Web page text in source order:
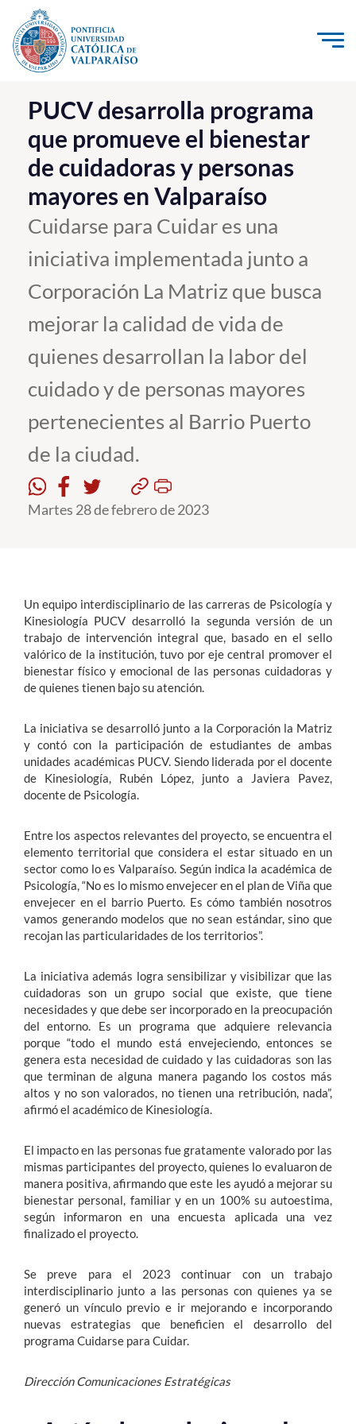
Click acá para ir directamente al contenido
La Universidad
Investigación, Creación e Innovación
PUCV Internacional
Vinculación con el Medio
Admisión
Pregrado
Postgrado
Formación Continua
Estudiantes
Académicos
Funcionarios
Alumni
PUCV desarrolla programa
que promueve el bienestar
de cuidadoras y personas
mayores en Valparaíso
Cuidarse para Cuidar es una
iniciativa implementada junto a
Corporación La Matriz que busca
mejorar la calidad de vida de
quienes desarrollan la labor del
cuidado y de personas mayores
pertenecientes al Barrio Puerto
de la ciudad.
Martes 28 de febrero de 2023
Un equipo interdisciplinario de las carreras de Psicología y
Kinesiología PUCV desarrolló la segunda versión de un
trabajo de intervención integral que, basado en el sello
valórico de la institución, tuvo por eje central promover el
bienestar físico y emocional de las personas cuidadoras y
de quienes tienen bajo su atención.
La iniciativa se desarrolló junto a la Corporación la Matriz
y contó con la participación de estudiantes de ambas
unidades académicas PUCV. Siendo liderada por el docente
de Kinesiología, Rubén López, junto a Javiera Pavez,
docente de Psicología.
Entre los aspectos relevantes del proyecto, se encuentra el
elemento territorial que considera el estar situado en un
sector como lo es Valparaíso. Según indica la académica de
Psicología, “No es lo mismo envejecer en el plan de Viña que
envejecer en el barrio Puerto. Es cómo también nosotros
vamos generando modelos que no sean estándar, sino que
recojan las particularidades de los territorios”.
La iniciativa además logra sensibilizar y visibilizar que las
cuidadoras son un grupo social que existe, que tiene
necesidades y que debe ser incorporado en la preocupación
del entorno. Es un programa que adquiere relevancia
porque “todo el mundo está envejeciendo, entonces se
genera esta necesidad de cuidado y las cuidadoras son las
que terminan de alguna manera pagando los costos más
altos y no son valorados, no tienen una retribución, nada”,
afirmó el académico de Kinesiología.
El impacto en las personas fue gratamente valorado por las
mismas participantes del proyecto, quienes lo evaluaron de
manera positiva, afirmando que este les ayudó a mejorar su
bienestar personal, familiar y en un 100% su autoestima,
según informaron en una encuesta aplicada una vez
finalizado el proyecto.
Se preve para el 2023 continuar con un trabajo
interdisciplinario junto a las personas con quienes ya se
generó un vínculo previo e ir mejorando e incorporando
nuevas estrategias que beneficien el desarrollo del
programa Cuidarse para Cuidar.
Dirección Comunicaciones Estratégicas